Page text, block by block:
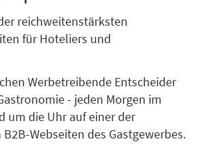
reichweitenstärksten
für Hoteliers und
Werbetreibende Entscheider
- jeden Morgen im
um die Uhr auf einer der
Webseiten des Gastgewerbes.